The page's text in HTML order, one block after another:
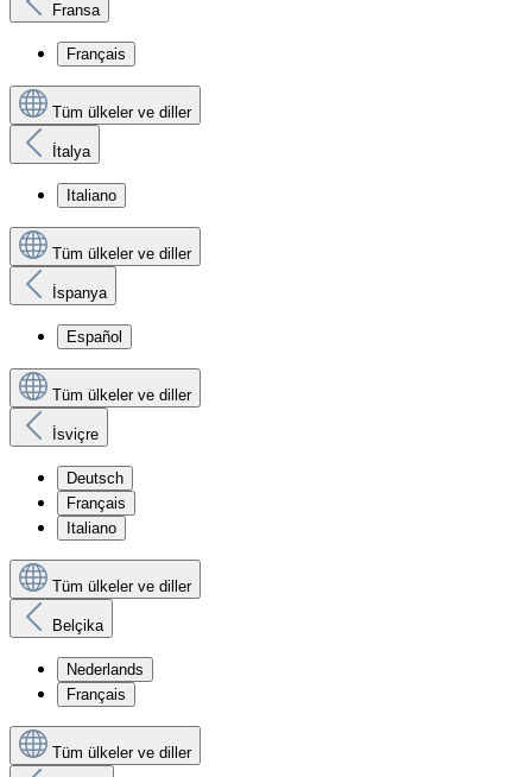
Fransa
Français
Tüm ülkeler ve diller
İtalya
Italiano
Tüm ülkeler ve diller
İspanya
Español
Tüm ülkeler ve diller
İsviçre
Deutsch
Français
Italiano
Tüm ülkeler ve diller
Belçika
Nederlands
Français
Tüm ülkeler ve diller